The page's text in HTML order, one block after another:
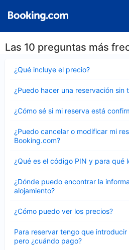
Las 10 preguntas más
¿Qué incluye el precio?
cerrado
¿Puedo hacer una reservación sin
cerrado
¿Cómo sé si mi reserva está
cerrado
¿Puedo cancelar o modificar mi
Booking.com?
cerrado
¿Qué es el código PIN y para qué
cerrado
¿Dónde puedo encontrar la
alojamiento?
cerrado
¿Cómo puedo ver los precios?
cerrado
Para reservar tengo que
pero ¿cuándo pago?
cerrado